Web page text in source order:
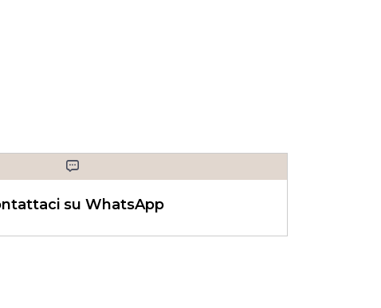
su WhatsApp